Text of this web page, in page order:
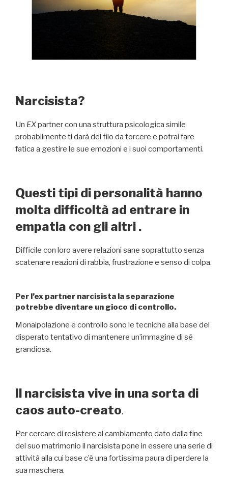
Narcisista?
Un EXpartner con una struttura psicologica simile
probabilmente ti darà del filo da torcere e potrai fare
fatica a gestire le sue emozioni e i suoi comportamenti.
Questi tipi di personalità hanno
molta difficoltà ad entrare in
empatia con gli altri .
Difficile con loro avere relazioni sane soprattutto senza
scatenare reazioni di rabbia, frustrazione e senso di colpa.
Per l’ex partner narcisista la separazione
potrebbe diventare un gioco di controllo.
Monaipolazione e controllo sono le tecniche alla base del
disperato tentativo di mantenere un’immagine di sé
grandiosa.
Il narcisista vive in una sorta di
caos auto-creato.
Per cercare di resistere al cambiamento dato dalla fine
del suo matrimonio il narcisista pone in essere una serie di
attività alla cui base c’è una fortissima paura di perdere la
sua maschera.